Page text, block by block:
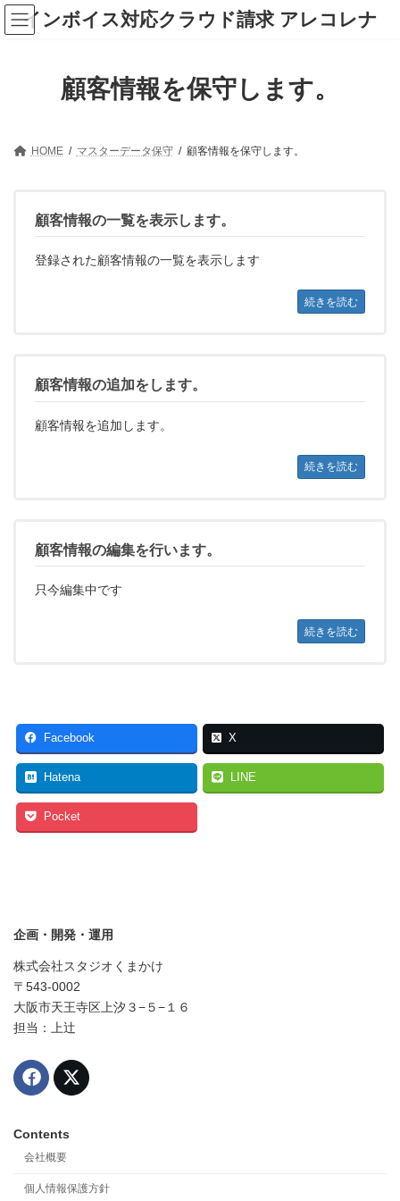
コ
ン
テ
ナ
ビ
ゲ
インボイス対応クラウド請求 アレコレナ
顧客情報を保守します。
HOME マスターデータ保守 顧客情報を保守します。
顧客情報の一覧を表示します。
登録された顧客情報の一覧を表示します
続きを読む
顧客情報の追加をします。
顧客情報を追加します。
続きを読む
顧客情報の編集を行います。
只今編集中です
続きを読む
Facebook X
Hatena LINE
Pocket
企画・開発・運用
株式会社スタジオくまかけ
〒543-0002
大阪市天王寺区上汐３−５−１６
担当：上辻
Contents
会社概要
個人情報保護方針